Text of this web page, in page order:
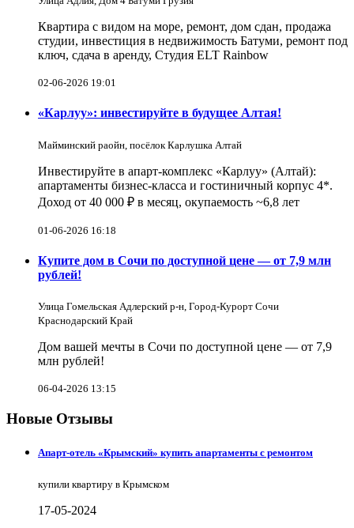
Квартира с видом на море, ремонт, дом сдан, продажа
студии, инвестиция в недвижимость Батуми, ремонт под
ключ, сдача в аренду, Студия ELT Rainbow
02-06-2026 19:01
«Карлуу»: инвестируйте в будущее Алтая!
Майминский раойн, посёлок Карлушка Алтай
Инвестируйте в апарт-комплекс «Карлуу» (Алтай):
апартаменты бизнес-класса и гостиничный корпус 4*.
Доход от 40 000 ₽ в месяц, окупаемость ~6,8 лет
01-06-2026 16:18
Купите дом в Сочи по доступной цене — от 7,9 млн
рублей!
Улица Гомельская Адлерский р-н, Город-Курорт Сочи
Краснодарский Край
Дом вашей мечты в Сочи по доступной цене — от 7,9
млн рублей!
06-04-2026 13:15
Новые Отзывы
Апарт-отель «Крымский» купить апартаменты с ремонтом
купили квартиру в Крымском
17-05-2024